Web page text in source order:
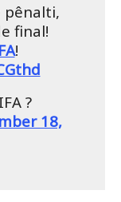
pênalti,
final!
!
?
18,